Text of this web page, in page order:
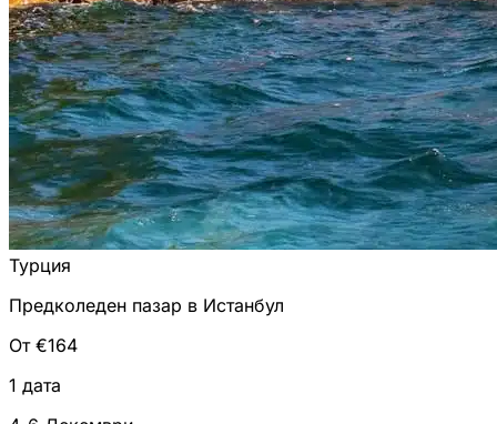
Турция
Предколеден пазар в Истанбул
От €164
1 дата